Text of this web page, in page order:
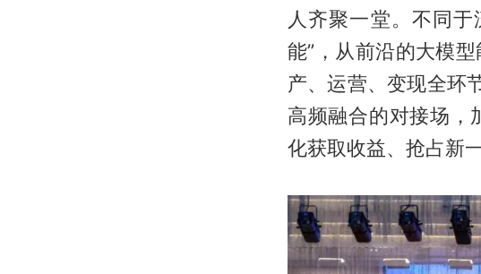
人齐聚一堂。不同
能”，从前沿的大模
产、运营、变现全环
高频融合的对接场，
化获取收益、抢占新